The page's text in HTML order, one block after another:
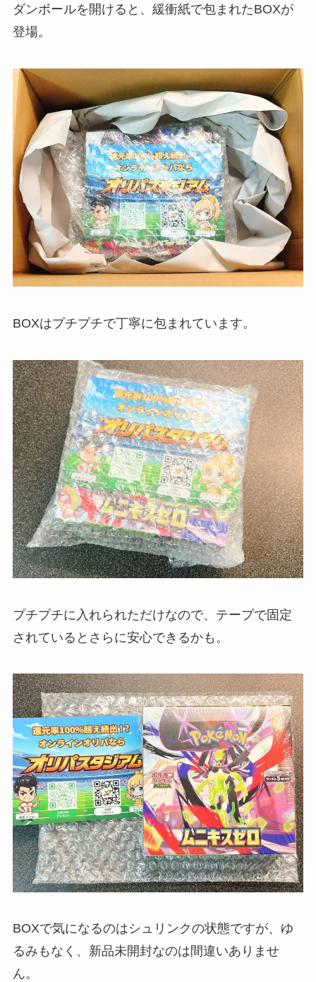
ダンボールを開けると、緩衝紙で包まれたBOXが
登場。
BOXはプチプチで丁寧に包まれています。
プチプチに入れられただけなので、テープで固定
されているとさらに安心できるかも。
BOXで気になるのはシュリンクの状態ですが、ゆ
るみもなく、新品未開封なのは間違いありませ
ん。